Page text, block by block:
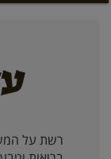
רשת על